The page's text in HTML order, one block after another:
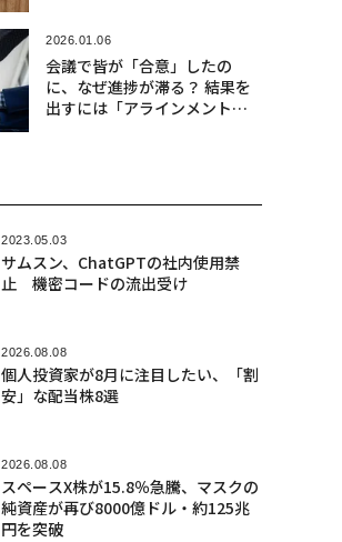
2026.01.06
会議で皆が「合意」したの
に、なぜ進捗が滞る？ 結果を
出すには「アラインメント」
2023.05.03
サムスン、ChatGPTの社内使用禁
止 機密コードの流出受け
2026.08.08
個人投資家が8月に注目したい、「割
安」な配当株8選
2026.08.08
スペースX株が15.8％急騰、マスクの
純資産が再び8000億ドル・約125兆
円を突破